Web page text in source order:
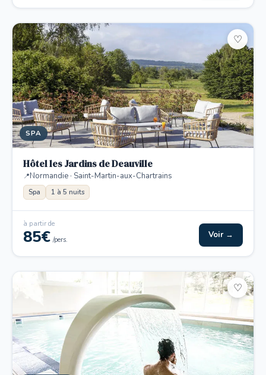
SPA
♡
Hôtel les Jardins de Deauville
Normandie · Saint-Martin-aux-Chartrains
Spa 1 à 5 nuits
à partir de
85€ /pers. Voir →
♡